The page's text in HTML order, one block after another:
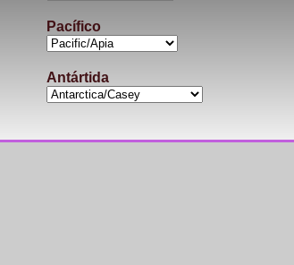
Pacífico
Antártida